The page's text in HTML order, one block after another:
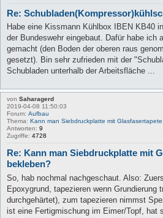
Re:
Habe eine Kissmann Kühlbox IBEN KB40
der Bundeswehr eingebaut. Dafür habe ich
gemacht (den Boden der oberen raus
gesetzt). Bin sehr zufrieden mit der
Schubladen unterhalb der Arbeitsfläche ...
von Saharagerd
2019-04-08 11:50:03
Forum: Aufbau
Thema: Kann man Siebdruckplatte mit
Antworten: 9
Zugriffe: 4728
Re: Kann man Siebdruckplatte mit
bekleben?
So, hab nochmal nachgeschaut. Also:
Epoxygrund, tapezieren wenn Grundierung
durchgehärtet), zum tapezieren nimmst
ist eine Fertigmischung im Eimer/Topf, hat